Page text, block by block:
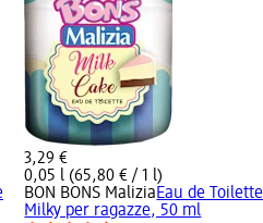
3,29 €
0,05 l (65,80 € / 1 l)
BON BONS MaliziaEau de Toilette
Milky per ragazze, 50 ml